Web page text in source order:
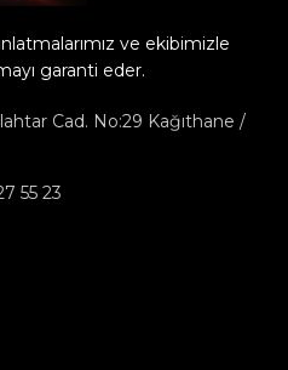
ve ekibimizle
garanti eder.
Cad. No:29 Kağıthane /
55 23